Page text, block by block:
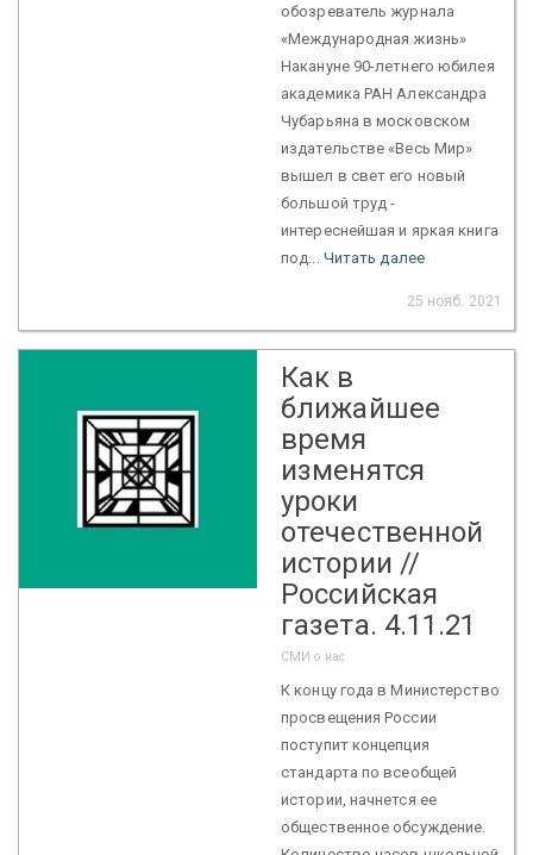
обозреватель журнала
«Международная жизнь»
Накануне 90-летнего юбилея
академика РАН Александра
Чубарьяна в московском
издательстве «Весь Мир»
вышел в свет его новый
большой труд -
интереснейшая и яркая книга
под... Читать далее
25 нояб. 2021
Как в
ближайшее
время
изменятся
уроки
отечественной
истории //
Российская
газета. 4.11.21
СМИ о нас
К концу года в Министерство
просвещения России
поступит концепция
стандарта по всеобщей
истории, начнется ее
общественное обсуждение.